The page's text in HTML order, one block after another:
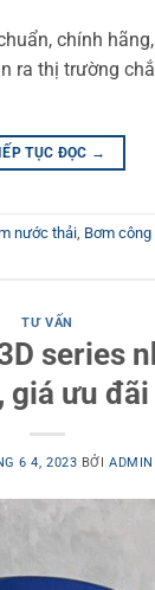
chính
ra thị trường
TỤC ĐỌC →
nước thải, Bơm
TƯ VẤN
series
giá ưu đãi
6 4, 2023 BỞI